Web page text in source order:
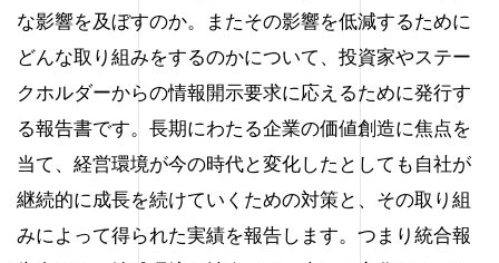
な影響を及ぼすのか。またその影響を低減するために
どんな取り組みをするのかについて、投資家やステー
クホルダーからの情報開示要求に応えるために発行す
る報告書です。長期にわたる企業の価値創造に焦点を
当て、経営環境が今の時代と変化したとしても自社が
継続的に成長を続けていくための対策と、その取り組
みによって得られた実績を報告します。つまり統合報